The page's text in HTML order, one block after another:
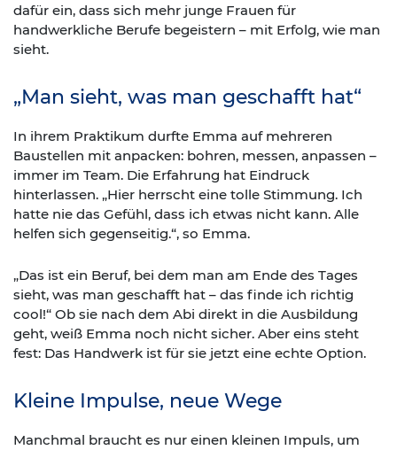
dafür ein, dass sich mehr junge Frauen für
handwerkliche Berufe begeistern – mit Erfolg, wie man
sieht.
„Man sieht, was man geschafft hat“
In ihrem Praktikum durfte Emma auf mehreren
Baustellen mit anpacken: bohren, messen, anpassen –
immer im Team. Die Erfahrung hat Eindruck
hinterlassen. „Hier herrscht eine tolle Stimmung. Ich
hatte nie das Gefühl, dass ich etwas nicht kann. Alle
helfen sich gegenseitig.“, so Emma.
„Das ist ein Beruf, bei dem man am Ende des Tages
sieht, was man geschafft hat – das finde ich richtig
cool!“ Ob sie nach dem Abi direkt in die Ausbildung
geht, weiß Emma noch nicht sicher. Aber eins steht
fest: Das Handwerk ist für sie jetzt eine echte Option.
Kleine Impulse, neue Wege
Manchmal braucht es nur einen kleinen Impuls, um